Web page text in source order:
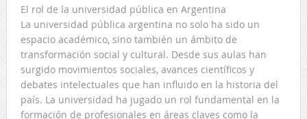
El rol de la universidad pública en Argentina
La universidad pública argentina no solo ha sido un
espacio académico, sino también un ámbito de
transformación social y cultural. Desde sus aulas han
surgido movimientos sociales, avances científicos y
debates intelectuales que han influido en la historia del
país. La universidad ha jugado un rol fundamental en la
formación de profesionales en áreas claves como la